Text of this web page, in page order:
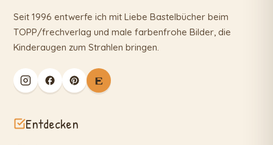
Seit 1996 entwerfe ich mit Liebe Bastelbücher beim
TOPP/frechverlag und male farbenfrohe Bilder, die
Kinderaugen zum Strahlen bringen.
Entdecken